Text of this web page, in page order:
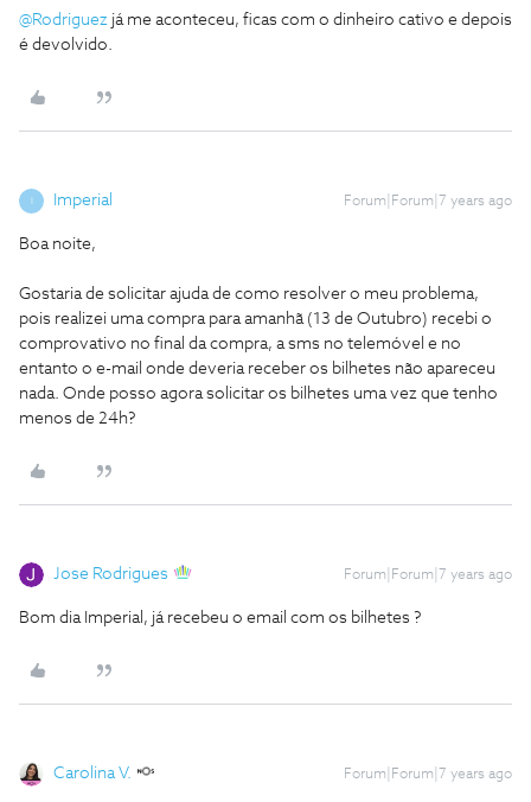
@Rodriguez já me aconteceu, ficas com o dinheiro cativo e depois
é devolvido.
Imperial Forum|Forum|7 years ago
Boa noite,
Gostaria de solicitar ajuda de como resolver o meu problema,
pois realizei uma compra para amanhã (13 de Outubro) recebi o
comprovativo no final da compra, a sms no telemóvel e no
entanto o e-mail onde deveria receber os bilhetes não apareceu
nada. Onde posso agora solicitar os bilhetes uma vez que tenho
menos de 24h?
Jose Rodrigues Forum|Forum|7 years ago
Bom dia Imperial, já recebeu o email com os bilhetes ?
Carolina V. Forum|Forum|7 years ago